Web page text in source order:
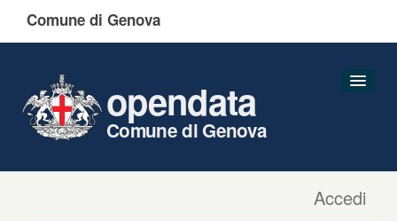
Comune di Genova
Accedi
opendata
Comune di Genova